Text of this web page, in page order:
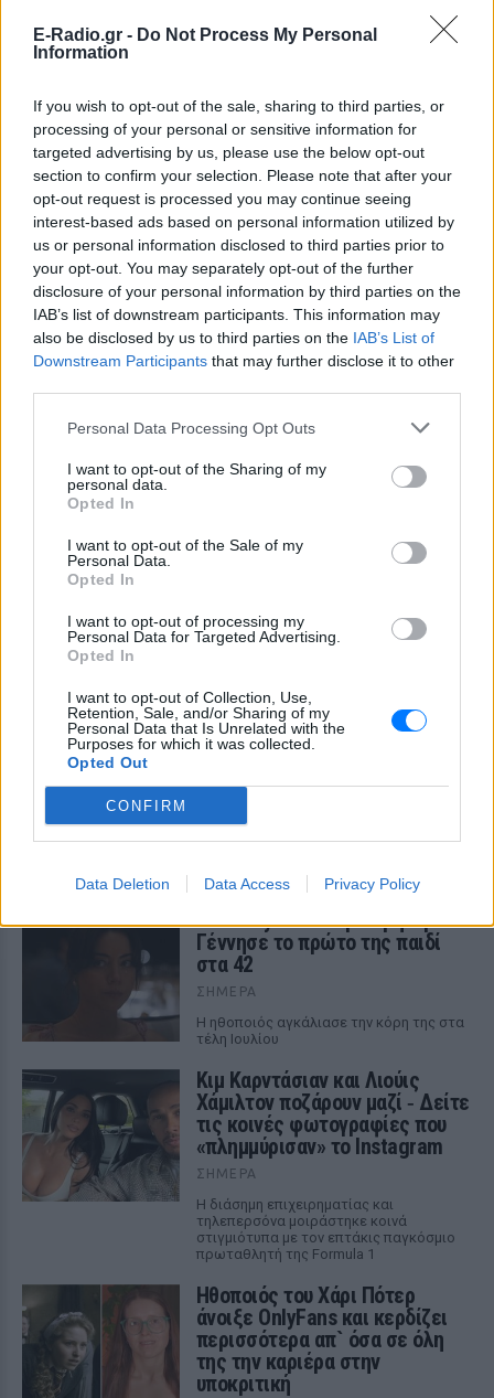
E-Radio.gr - Do Not Process My Personal
Information
If you wish to opt-out of the sale, sharing to third parties, or
processing of your personal or sensitive information for
targeted advertising by us, please use the below opt-out
section to confirm your selection. Please note that after your
opt-out request is processed you may continue seeing
interest-based ads based on personal information utilized by
us or personal information disclosed to third parties prior to
your opt-out. You may separately opt-out of the further
disclosure of your personal information by third parties on the
IAB’s list of downstream participants. This information may
also be disclosed by us to third parties on the IAB’s List of
Downstream Participants that may further disclose it to other
Personal Data Processing Opt Outs
I want to opt-out of the Sharing of my
personal data.
Opted In
I want to opt-out of the Sale of my
Personal Data.
Opted In
I want to opt-out of processing my
Personal Data for Targeted Advertising.
Opted In
I want to opt-out of Collection, Use,
Retention, Sale, and/or Sharing of my
Personal Data that Is Unrelated with the
Purposes for which it was collected.
Opted Out
CONFIRM
Data Deletion Data Access Privacy Policy
Το διεθνώς γνωστό ριάλιτι ανακαίνισης
Κιμ Καρντάσιαν και Λιούις
Χάμιλτον: Τα νέα κοινά
στιγμιότυπα που μοιράστηκαν
στο Instagram
ΣΉΜΕΡΑ
Η διάσημη τηλεπερσόνα δημοσίευσε
φωτογραφικό άλμπουμ με selfie και
αγκαλιές μαζί με τον επτά φορές
παγκόσμιο πρωταθλητή της Formula 1
Βάνα Μπάρμπα για τον Νίκο
Καλογερόπουλο: «Είχε
υποτιμηθεί ‑ δεν έμπαινε σε
ΣΉΜΕΡΑ
Η ηθοποιός μίλησε στην εκπομπή
«Κοινωνία ώρα Mega» για τον αγαπημένο
τους στη μεγάλη οθόνη.
Η Αγγελική Ηλιάδη ποζάρει με κίτρινο μπικίνι
πάνω σε σκάφος ‑ Δείτε τις φωτογραφίες
που «έριξαν» το Instagram
Τι ανέβασε η τραγουδίστρια στο Instagram από την
εξόρμησή της στη θάλασσα
Η Aubrey Plaza έγινε μητέρα ‑
Γέννησε το πρώτο της παιδί
στα 42
ΣΉΜΕΡΑ
Η ηθοποιός αγκάλιασε την κόρη της στα
τέλη Ιουλίου
Κιμ Καρντάσιαν και Λιούις
Χάμιλτον ποζάρουν μαζί ‑ Δείτε
τις κοινές φωτογραφίες που
«πλημμύρισαν» το Instagram
ΣΉΜΕΡΑ
Η διάσημη επιχειρηματίας και
τηλεπερσόνα μοιράστηκε κοινά
στιγμιότυπα με τον επτάκις παγκόσμιο
πρωταθλητή της Formula 1
Ηθοποιός του Χάρι Πότερ
άνοιξε OnlyFans και κερδίζει
περισσότερα απ` όσα σε όλη
της την καριέρα στην
υποκριτική